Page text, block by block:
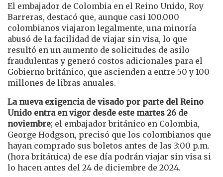
El embajador de Colombia en el Reino Unido, Roy
Barreras, destacó que, aunque casi 100.000
colombianos viajaron legalmente, una minoría
abusó de la facilidad de viajar sin visa, lo que
resultó en un aumento de solicitudes de asilo
fraudulentas y generó costos adicionales para el
Gobierno británico, que ascienden a entre 50 y 100
millones de libras anuales.
La nueva exigencia de visado por parte del Reino
Unido entra en vigor desde este martes 26 de
noviembre; el embajador británico en Colombia,
George Hodgson, precisó que los colombianos que
hayan comprado sus boletos antes de las 3:00 p.m.
(hora británica) de ese día podrán viajar sin visa si
lo hacen antes del 24 de diciembre de 2024.